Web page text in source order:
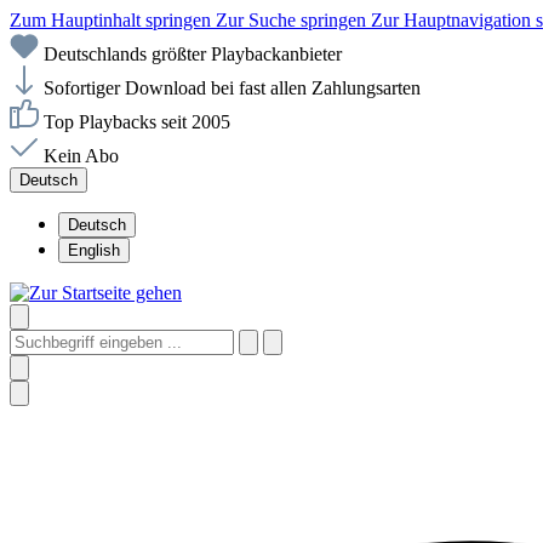
Zum Hauptinhalt springen Zur Suche springen Zur Hauptnavigation
Deutschlands größter Playbackanbieter
Sofortiger Download bei fast allen Zahlungsarten
Top Playbacks seit 2005
Kein Abo
Deutsch
Deutsch
English